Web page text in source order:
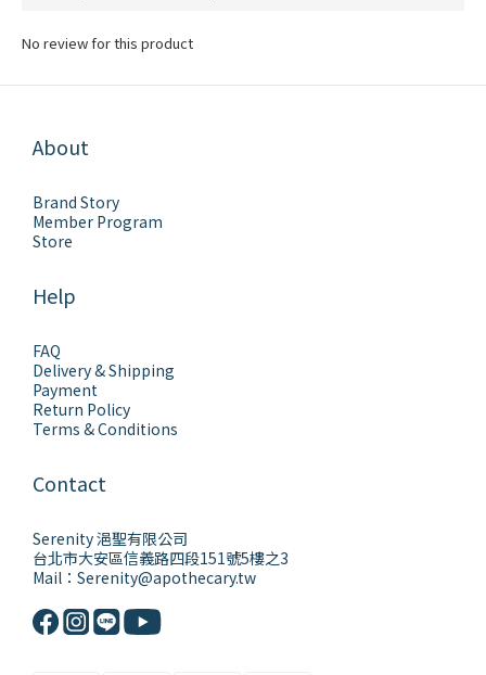
No review for this product
About
Brand Story
Member Program
Store
Help
FAQ
Delivery & Shipping
Payment
Return Policy
Terms & Conditions
Contact
Serenity 浥聖有限公司
台北市大安區信義路四段151號5樓之3
Mail：Serenity@apothecary.tw